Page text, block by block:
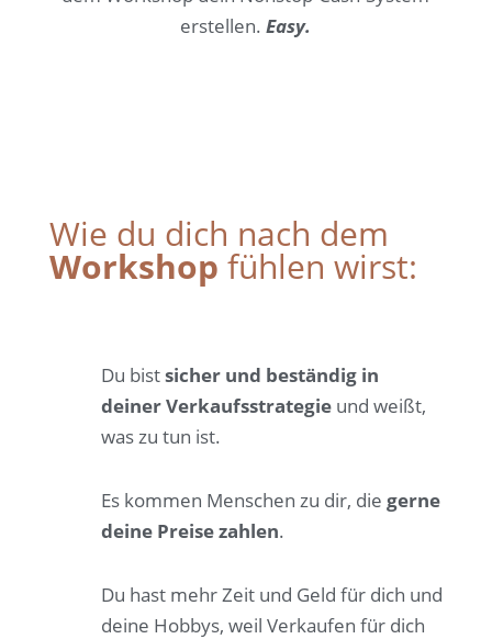
erstellen.Easy.
Wie du dich nach dem
Workshop fühlen wirst:
Du bistsicher und beständig in
deiner Verkaufsstrategieund weißt,
was zu tun ist.
Es kommen Menschen zu dir, die gerne
deine Preise zahlen.
Du hast mehr Zeit und Geld für dich und
deine Hobbys, weil Verkaufen für dich